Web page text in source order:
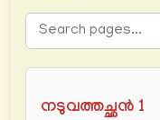
നടുവത്തച്ഛൻ 1